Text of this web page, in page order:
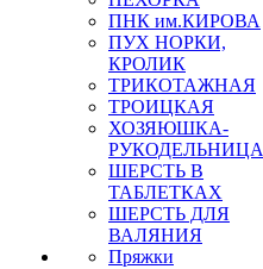
ПНК им.КИРОВА
ПУХ НОРКИ,
КРОЛИК
ТРИКОТАЖНАЯ
ТРОИЦКАЯ
ХОЗЯЮШКА-
РУКОДЕЛЬНИЦА
ШЕРСТЬ В
ТАБЛЕТКАХ
ШЕРСТЬ ДЛЯ
ВАЛЯНИЯ
Пряжки